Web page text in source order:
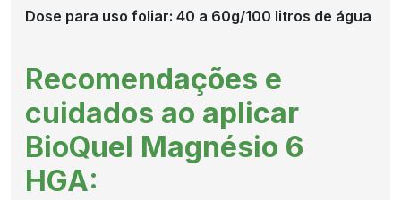
Dose para uso foliar: 40 a 60g/100 litros de água
Recomendações e
cuidados ao aplicar
BioQuel Magnésio 6
HGA: